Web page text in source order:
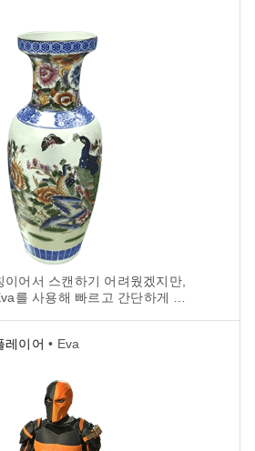
어서 스캔하기 어려웠겠지만,
를 사용해 빠르고 간단하게 스
레이어 • Eva